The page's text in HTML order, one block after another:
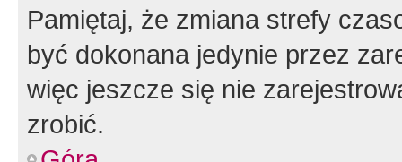
Pamiętaj, że zmiana strefy
być dokonana jedynie przez
więc jeszcze się nie
zrobić.